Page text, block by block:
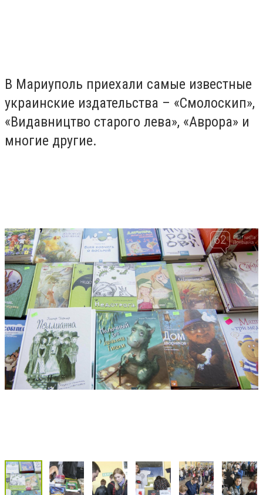
В Мариуполь приехали самые известные
украинские издательства – «Смолоскип»,
«Видавництво старого лева», «Аврора» и
многие другие.